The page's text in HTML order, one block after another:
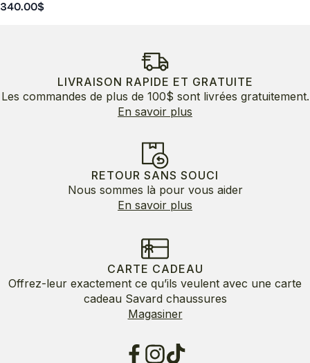
340.00$
LIVRAISON RAPIDE ET GRATUITE
Les commandes de plus de 100$ sont livrées gratuitement.
En savoir plus
RETOUR SANS SOUCI
Nous sommes là pour vous aider
En savoir plus
CARTE CADEAU
Offrez-leur exactement ce qu’ils veulent avec une carte
cadeau Savard chaussures
Magasiner